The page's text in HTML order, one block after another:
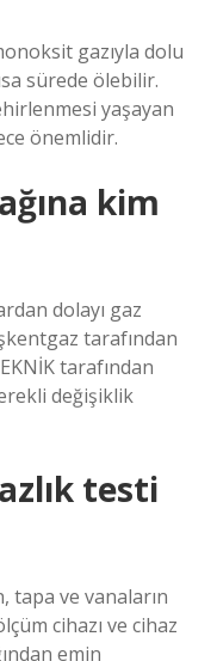
gazıyla dolu
sürede ölebilir.
yaşayan
önemlidir.
kim
dolayı gaz
tarafından
tarafından
değişiklik
testi
tapa ve vanaların
cihazı ve cihaz
emin